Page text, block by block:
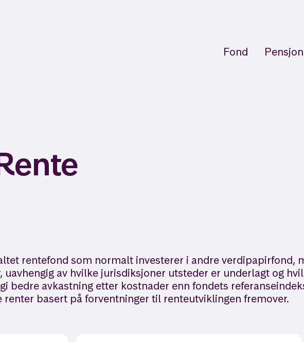
Fond Pensjon
rentefond som normalt investerer i andre verdipapirfond,
av hvilke jurisdiksjoner utsteder er underlagt og
bedre avkastning etter kostnader enn fondets
basert på forventninger til renteutviklingen fremover.